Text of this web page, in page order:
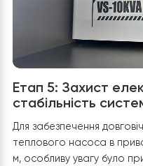
тепла. Завдяки цьому
температуру, а
запускатися для
впливає на загальне
Усі трубопроводи
максимально
для мінімізації
здійснено із
арматури, сервісних